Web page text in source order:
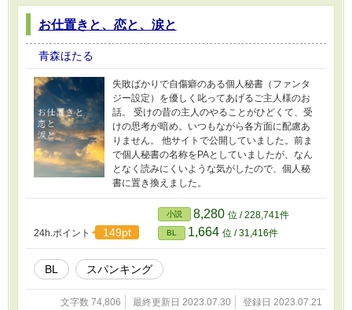
お仕置きと、恋と、涙と
青森ほたる
失敗ばかりで自傷癖のある個人秘書（ファンタ
ジー設定）を優しく叱ってあげるご主人様のお
話。 受けの昔の主人のやることがひどくて、受
けの思考が暗め。いつもながら各方面に配慮あ
りません。 他サイトで公開していました。前ま
で個人秘書の名称をPAとしていましたが、なん
となく読みにくいような気がしたので、個人秘
書に置き換えました。
24h.ポイント 149pt
小説 8,280 位 / 228,741件
BL 1,664 位 / 31,416件
BL スパンキング
文字数 74,806 最終更新日 2023.07.30 登録日 2023.07.21